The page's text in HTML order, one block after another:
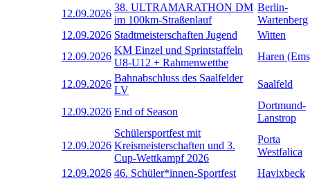
12.09.2026
38. ULTRAMARATHON DM
im 100km-Straßenlauf
Berlin-
Wartenberg
12.09.2026 Stadtmeisterschaften Jugend
Witten
12.09.2026
KM Einzel und Sprintstaffeln
U8-U12 + Rahmenwettbe
Haren
12.09.2026
Bahnabschluss des Saalfelder
LV
Saalfeld
12.09.2026 End of Season
Dortmund-
Lanstrop
12.09.2026
Schülersportfest mit
Kreismeisterschaften und 3.
Cup-Wettkampf 2026
Porta
Westfalica
12.09.2026 46. Schüler*innen-Sportfest
Havixbeck